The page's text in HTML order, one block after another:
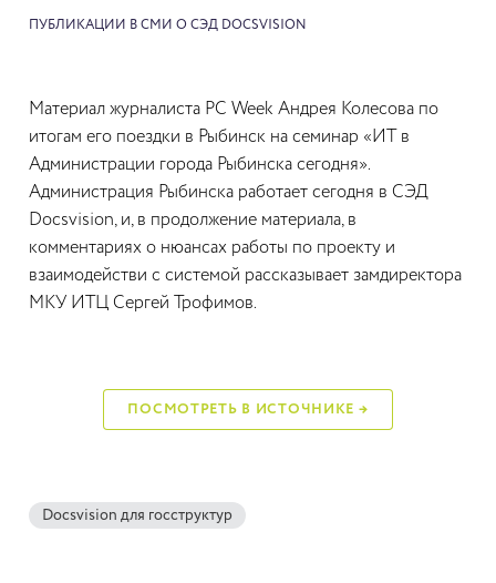
ПУБЛИКАЦИИ В СМИ О СЭД DOCSVISION
Материал журналиста PC Week Андрея Колесова по
итогам его поездки в Рыбинск на семинар «ИТ в
Администрации города Рыбинска сегодня».
Администрация Рыбинска работает сегодня в СЭД
Docsvision, и, в продолжение материала, в
комментариях о нюансах работы по проекту и
взаимодействи с системой рассказывает замдиректора
МКУ ИТЦ Сергей Трофимов.
ПОСМОТРЕТЬ В ИСТОЧНИКЕ →
Docsvision для госструктур